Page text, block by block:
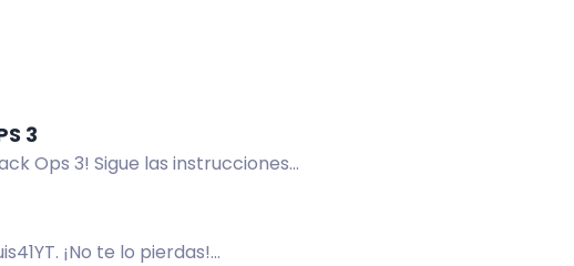
3
Ops 3! Sigue las instrucciones
¡No te lo pierdas!